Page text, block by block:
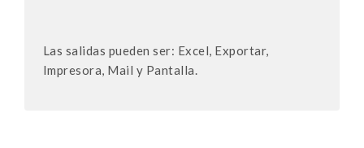
Las salidas pueden ser: Excel, Exportar,
Impresora, Mail y Pantalla.